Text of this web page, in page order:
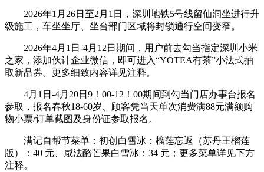
2026年1月26日至2月1日，深圳地铁5号线留仙洞坐进行升
级施工，车坐坐厅、坐台部门区域将封锁通行空间变窄。
2026年4月1日-4月12日期间，用户前去勾当指定深圳小米
之家，添加伙计企业微信，即可进入“YOTEA有茶”小法式抽
取新品券。更多细致内容详见注释。
4月1日-4月20日9！00-12！00期间到勾当门店办事台报名
参取，报名春秋18-60岁、顾客凭当天单次消费满88元满额购
物小票/订单截图及身份证参取报名。
满记自帮节菜单：初创白雪冰：榴莲忘返（苏丹王榴莲
版）：40 元、咸法酪芒果白雪冰：34 元；更多菜单详见下方
注释。